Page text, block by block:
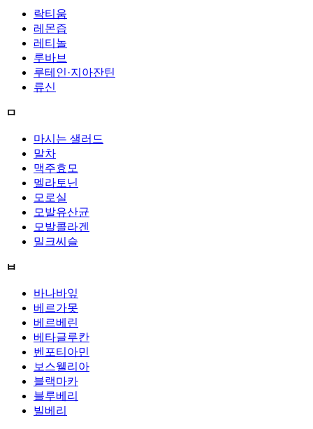
락티움
레몬즙
레티놀
루바브
루테인·지아잔틴
류신
ㅁ
마시는 샐러드
말차
맥주효모
멜라토닌
모로실
모발유산균
모발콜라겐
밀크씨슬
ㅂ
바나바잎
베르가못
베르베린
베타글루칸
벤포티아민
보스웰리아
블랙마카
블루베리
빌베리